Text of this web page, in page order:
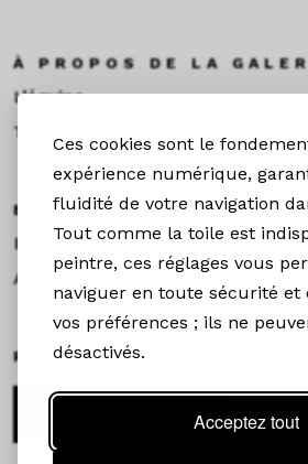
Ces cookies sont le
expérience numérique,
fluidité de votre navigation
Tout comme la toile est
peintre, ces réglages vous
naviguer en toute sécurité et
vos préférences ; ils ne
désactivés.
Acceptez tout
À PROPOS DE LA
L’équipe
Toulouse
EXPOS & ACTUS
Expositions
Actualités
RESTEZ CONNECTÉS